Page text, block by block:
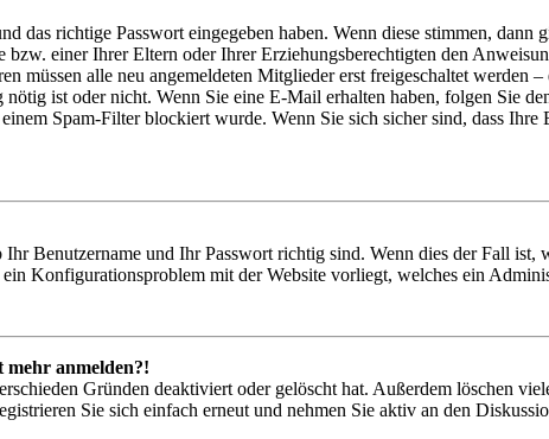
das richtige Passwort eingegeben haben. Wenn diese stimmen, dann
bzw. einer Ihrer Eltern oder Ihrer Erziehungsberechtigten den
alle neu angemeldeten Mitglieder erst freigeschaltet werden
ist oder nicht. Wenn Sie eine E-Mail erhalten haben, folgen Sie
Spam-Filter blockiert wurde. Wenn Sie sich sicher sind, dass
Benutzername und Ihr Passwort richtig sind. Wenn dies der Fall ist,
Konfigurationsproblem mit der Website vorliegt, welches ein
anmelden?!
Gründen deaktiviert oder gelöscht hat. Außerdem löschen
Sie sich einfach erneut und nehmen Sie aktiv an den